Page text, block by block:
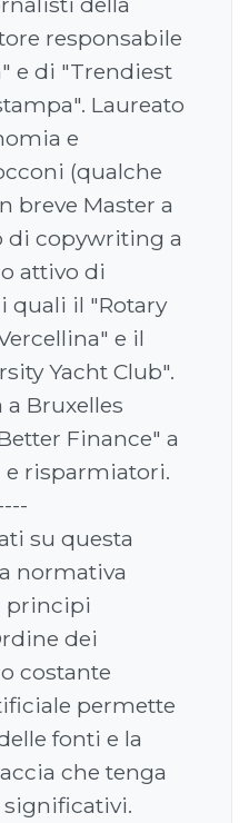
responsabile
e di "Trendiest
Laureato
e
(qualche
breve Master a
di copywriting a
attivo di
quali il "Rotary
e il
Yacht Club".
a Bruxelles
Finance" a
risparmiatori.
su questa
normativa
principi
dei
costante
permette
fonti e la
che tenga